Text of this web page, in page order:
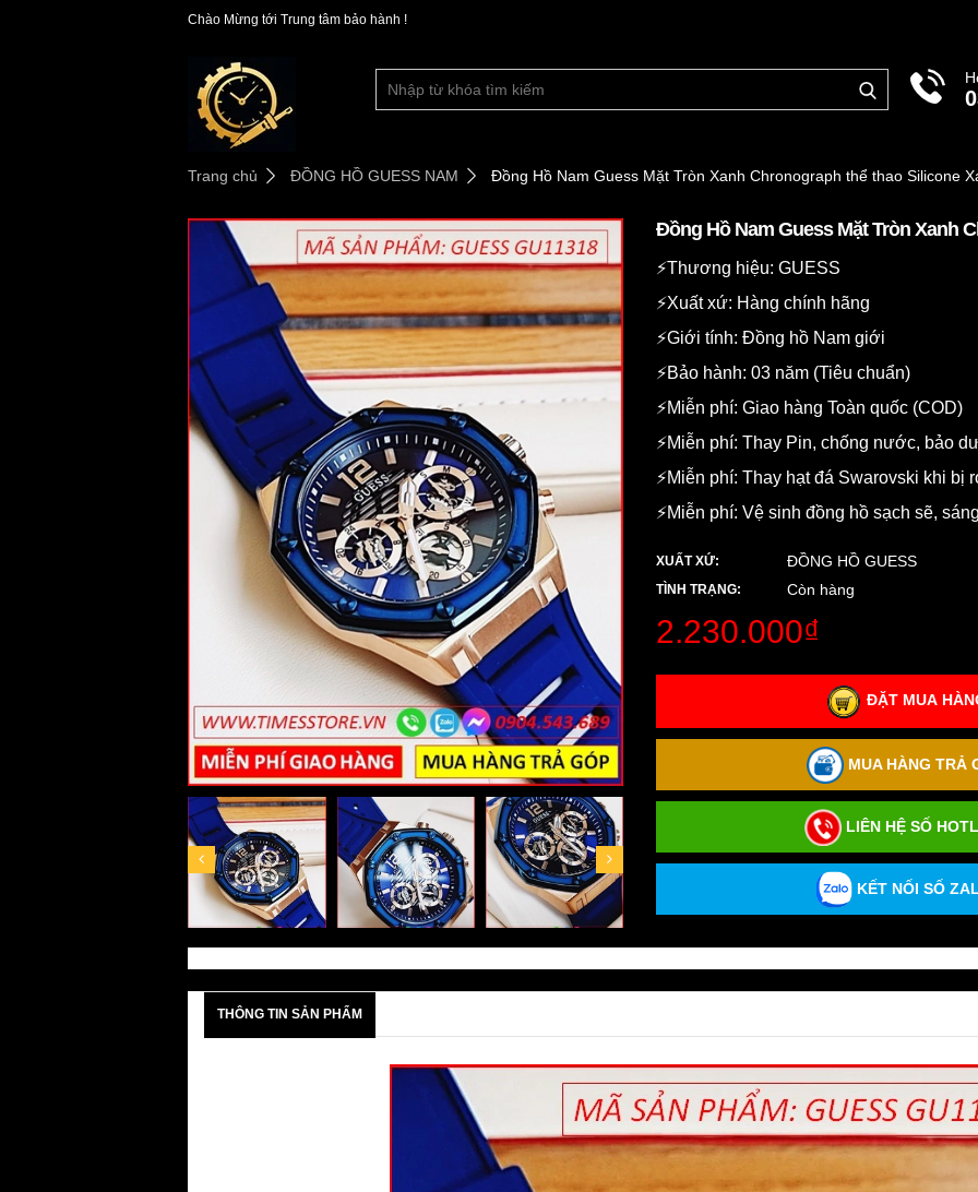
Chào Mừng tới Trung tâm bảo hành !
Trang chủ ĐỒNG HỒ GUESS NAM Đồng Hồ Nam Guess Mặt Tròn Xanh Chronograph thể thao Silicone
Đồng Hồ Nam Guess Mặt Tròn Xanh
⚡️Thương hiệu: GUESS
⚡️Xuất xứ: Hàng chính hãng
⚡️Giới tính: Đồng hồ Nam giới
⚡️Bảo hành: 03 năm (Tiêu chuẩn)
⚡️Miễn phí: Giao hàng Toàn quốc (COD)
⚡️Miễn phí: Thay Pin, chống nước, bảo
⚡️Miễn phí: Thay hạt đá Swarovski khi bị
⚡️Miễn phí: Vệ sinh đồng hồ sạch sẽ,
XUẤT XỨ: ĐỒNG HỒ GUESS
TÌNH TRẠNG: Còn hàng
2.230.000₫
ĐẶT MUA
MUA HÀNG TRẢ
LIÊN HỆ SỐ
KẾT NỐI SỐ
THÔNG TIN SẢN PHẨM